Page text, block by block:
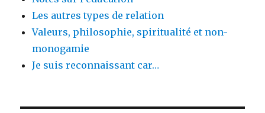
Les autres types de relation
Valeurs, philosophie, spiritualité et non-
monogamie
Je suis reconnaissant car…